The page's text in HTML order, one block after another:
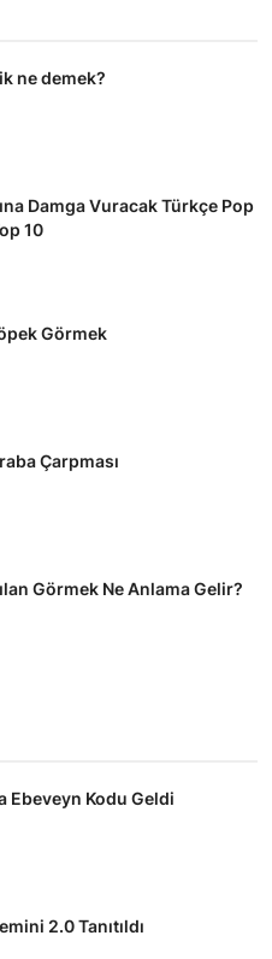
ne demek?
Damga Vuracak Türkçe Pop
10
Görmek
Çarpması
Görmek Ne Anlama Gelir?
Ebeveyn Kodu Geldi
2.0 Tanıtıldı